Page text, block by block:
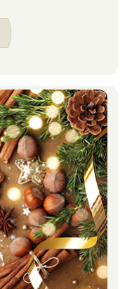
幼的孩子，重
可能活跃，以消